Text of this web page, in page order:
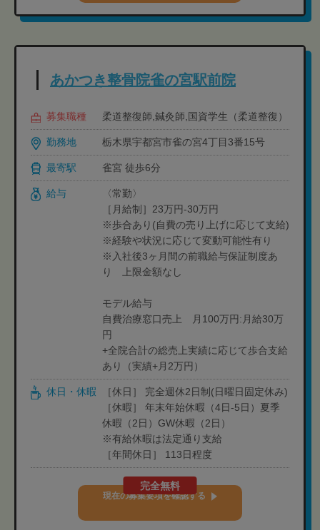
あかつき整骨院雀の宮駅前院
募集職種 柔道整復師,鍼灸師,国資学生（柔道整復）
勤務地 栃木県宇都宮市雀の宮4丁目3番15号
最寄駅 雀宮 徒歩6分
給与
〈常勤〉
［月給制］23万円-30万円
※歩合あり(自費の売り上げに応じて支給)
※経験や状況に応じて変動可能性有り
※入社後3ヶ月間の前職給与保証制度あ
り 上限金額なし
モデル給与
自費治療窓口売上 月100万円:月給30万
円
+全院合計の総売上実績に応じて歩合支給
あり（実績+月2万円）
休日・休暇
［休日］ 完全週休2日制(日曜日固定休み)
［休暇］ 年末年始休暇（4日-5日）夏季
休暇（2日）GW休暇（2日）
※有給休暇は法定通り支給
［年間休日］ 113日程度
完全無料
現在の募集要項を確認する